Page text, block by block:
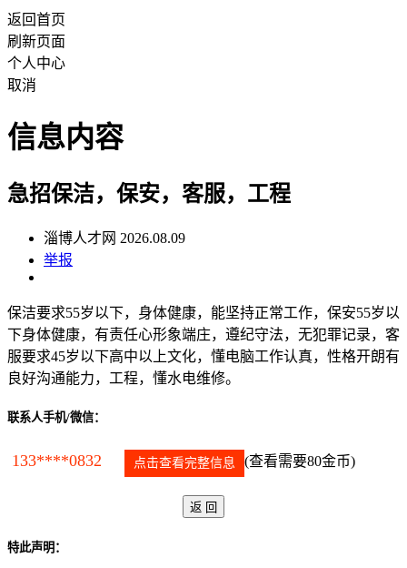
返回首页
刷新页面
个人中心
取消
信息内容
急招保洁，保安，客服，工程
淄博人才网 2026.08.09
举报
保洁要求55岁以下，身体健康，能坚持正常工作，保安55岁以
下身体健康，有责任心形象端庄，遵纪守法，无犯罪记录，客
服要求45岁以下高中以上文化，懂电脑工作认真，性格开朗有
良好沟通能力，工程，懂水电维修。
联系人手机/微信：
133****0832 点击查看完整信息 (查看需要80金币)
特此声明：